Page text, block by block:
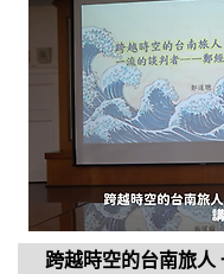
跨越時空的台南旅